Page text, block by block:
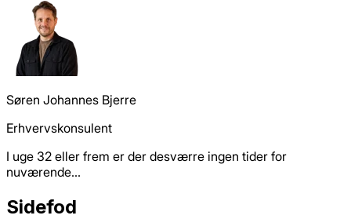
Søren Johannes Bjerre
Erhvervskonsulent
I uge 32 eller frem er der desværre ingen tider for
nuværende...
Sidefod